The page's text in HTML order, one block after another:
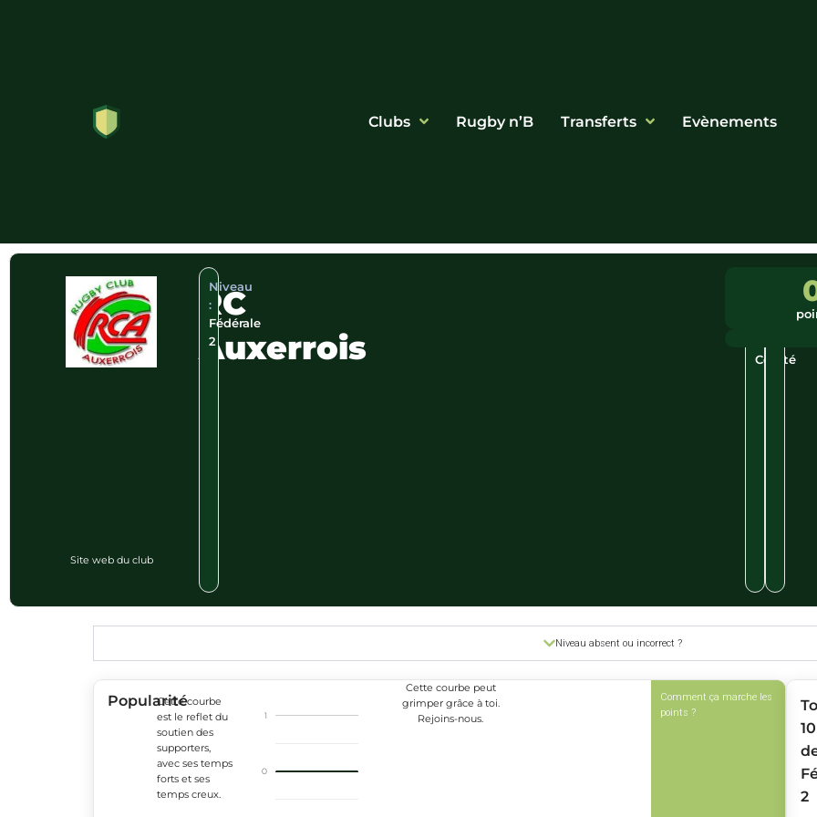
Clubs Rugby n’B Transferts Evènements
Site web du club
RC
Auxerrois
Niveau
:
Fédérale
2
Comté
Niveau absent ou incorrect ?
PopularitéCette courbe
est le reflet du
soutien des
supporters,
avec ses temps
forts et ses
temps creux.
0
1
Cette courbe peut
grimper grâce à toi.
Rejoins-nous.
Comment ça marche les
points ?
10
2